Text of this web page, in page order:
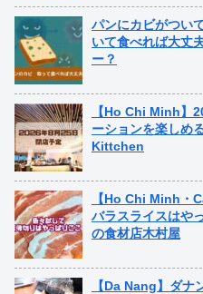
パンにカビがつい
いて食べれば大丈
ー？
【Ho Chi Minh】
ーションを楽しめ
Kittchen
【Ho Chi Minh・
バラスライスはや
の食材店木村屋
【Da Nang】ダナ